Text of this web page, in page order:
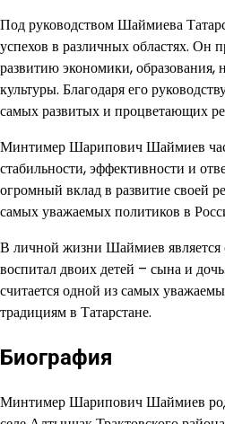
Под руководством Шаймиева
успехов в различных областях. Он
развитию экономики, образования,
культуры. Благодаря его
самых развитых и процветающих
Минтимер Шарипович Шаймиев
стабильности, эффективности и
огромный вклад в развитие своей
самых уважаемых политиков в
В личной жизни Шаймиев
воспитал двоих детей – сына и
считается одной из самых
традициям в Татарстане.
Биография
Минтимер Шарипович Шаймиев